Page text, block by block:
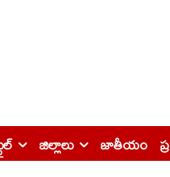
జిల్లాలు జాతీయం